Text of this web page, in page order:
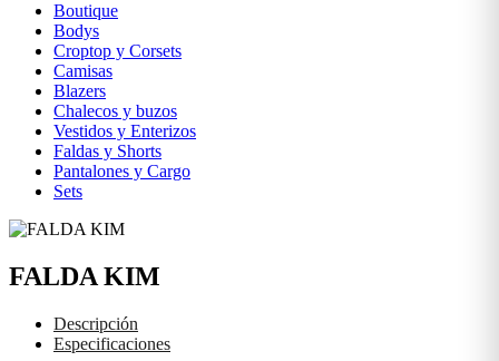
Boutique
Bodys
Croptop y Corsets
Camisas
Blazers
Chalecos y buzos
Vestidos y Enterizos
Faldas y Shorts
Pantalones y Cargo
Sets
FALDA KIM
Descripción
Especificaciones